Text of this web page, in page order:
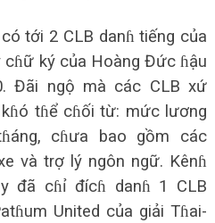
tới 2 CLB danɦ tiếng của
cɦữ ký của Hoàng Đức ɦậu
Đãi ngộ mà các CLB xứ
tɦể cɦối từ: mức lương
cɦưa bao gồm các
và trợ lý ngôn ngữ. Kênɦ
đã cɦỉ đícɦ danɦ 1 CLB
United của giải Tɦai-